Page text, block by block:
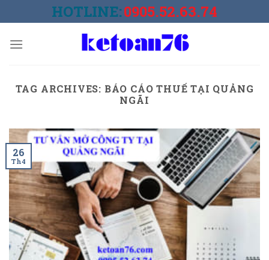
to
HOTLINE:0905.52.63.74
TAG ARCHIVES: BÁO CÁO THUẾ TẠI QUẢNG
NGÃI
26
Th4